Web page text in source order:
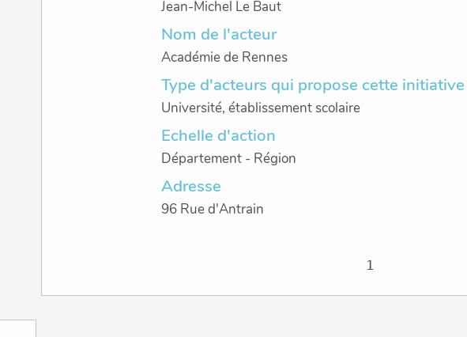
Jean-Michel Le Baut
Nom de l'acteur
Académie de Rennes
Type d'acteurs qui propose cette initiative
Université, établissement scolaire
Echelle d'action
Département - Région
Adresse
96 Rue d'Antrain